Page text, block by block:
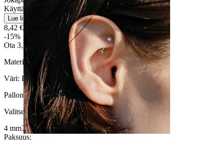
Käyttäjäystävällinen
Lue lisää
8,42 €
-15%
Ota 3, Maksa 2
Materiaali:
Titaani
Väri: Hopea
Pallon koko:
Valitse Pallon koko
4 mm3 mm
Paksuus: